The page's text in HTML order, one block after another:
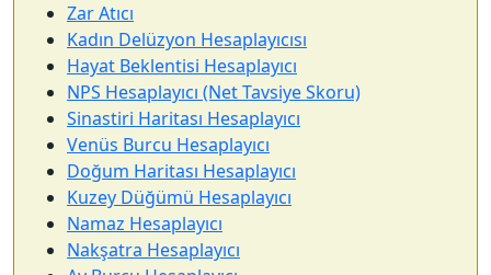
Zar Atıcı
Kadın Delüzyon Hesaplayıcısı
Hayat Beklentisi Hesaplayıcı
NPS Hesaplayıcı (Net Tavsiye Skoru)
Sinastiri Haritası Hesaplayıcı
Venüs Burcu Hesaplayıcı
Doğum Haritası Hesaplayıcı
Kuzey Düğümü Hesaplayıcı
Namaz Hesaplayıcı
Nakşatra Hesaplayıcı